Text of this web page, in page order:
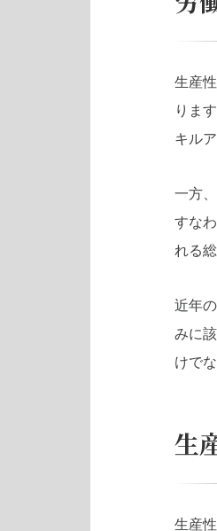
生産
りま
キル
一方
すな
れる
近年
みに
けで
生
生産